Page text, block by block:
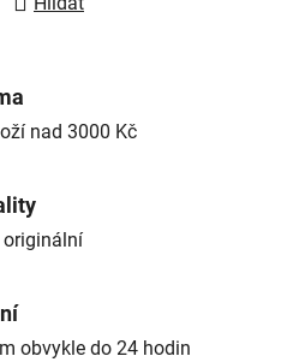
nad 3000 Kč
originální
obvykle do 24 hodin